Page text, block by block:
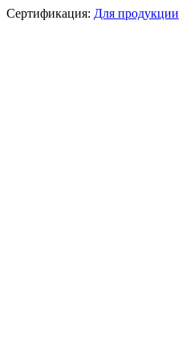
Сертификация: Для продукции